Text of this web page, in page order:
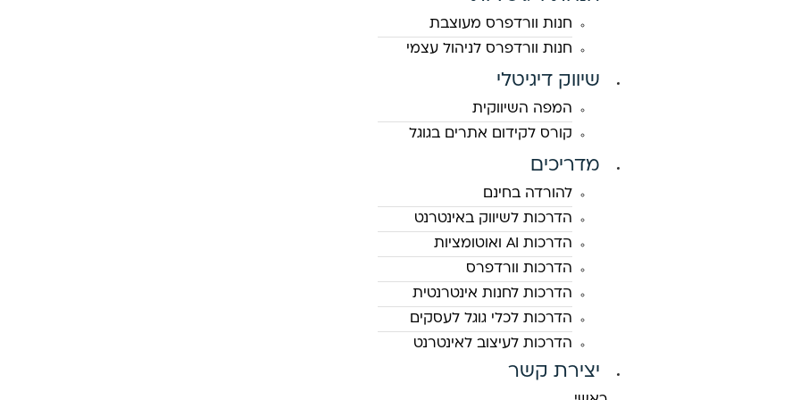
חנות וורדפרס מעוצבת
חנות וורדפרס לניהול עצמי
שיווק דיגיטלי
המפה השיווקית
קורס לקידום אתרים בגוגל
מדריכים
להורדה בחינם
הדרכות לשיווק באינטרנט
הדרכות AI ואוטומציות
הדרכות וורדפרס
הדרכות לחנות אינטרנטית
הדרכות לכלי גוגל לעסקים
הדרכות לעיצוב לאינטרנט
יצירת קשר